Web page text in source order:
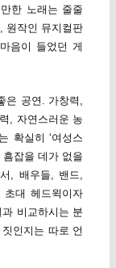
한 노래는 줄줄
원작인 뮤지컬판
음이 들었던 게
공연. 가창력,
, 자연스러운 농
확실히 ‘여성스
잡을 데가 없을
, 배우들, 밴드,
대 헤드윅이자
비교하시는 분
인지는 따로 언